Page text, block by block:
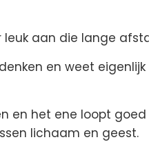
leuk aan die lange
en weet
en het ene loopt
lichaam en geest.